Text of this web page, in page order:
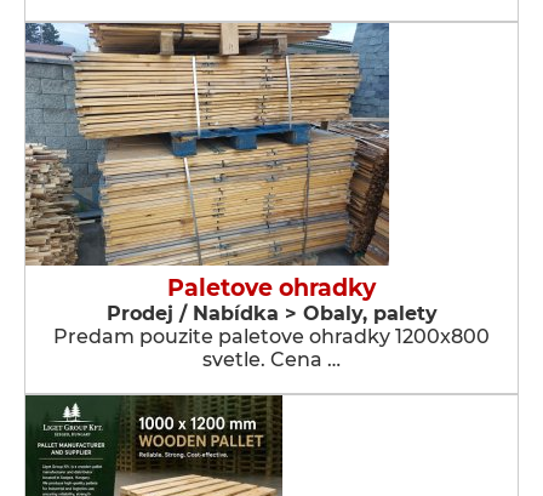
Paletove ohradky
Prodej / Nabídka > Obaly, palety
Predam pouzite paletove ohradky 1200x800
svetle. Cena …